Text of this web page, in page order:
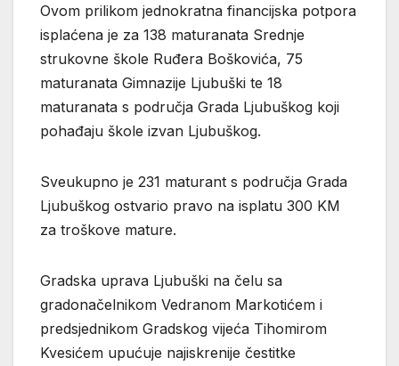
Ovom prilikom jednokratna financijska potpora
isplaćena je za 138 maturanata Srednje
strukovne škole Ruđera Boškovića, 75
maturanata Gimnazije Ljubuški te 18
maturanata s područja Grada Ljubuškog koji
pohađaju škole izvan Ljubuškog.
Sveukupno je 231 maturant s područja Grada
Ljubuškog ostvario pravo na isplatu 300 KM
za troškove mature.
Gradska uprava Ljubuški na čelu sa
gradonačelnikom Vedranom Markotićem i
predsjednikom Gradskog vijeća Tihomirom
Kvesićem upućuje najiskrenije čestitke